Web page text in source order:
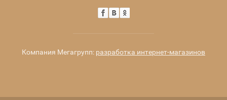
Компания Мегагрупп: разработка интернет-магазинов